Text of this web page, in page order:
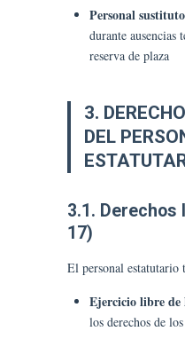
Personal
durante ausencias
reserva de plaza
3.
DEL
3.1. Derechos
17)
El personal estatutario
Ejercicio libre de
los derechos de